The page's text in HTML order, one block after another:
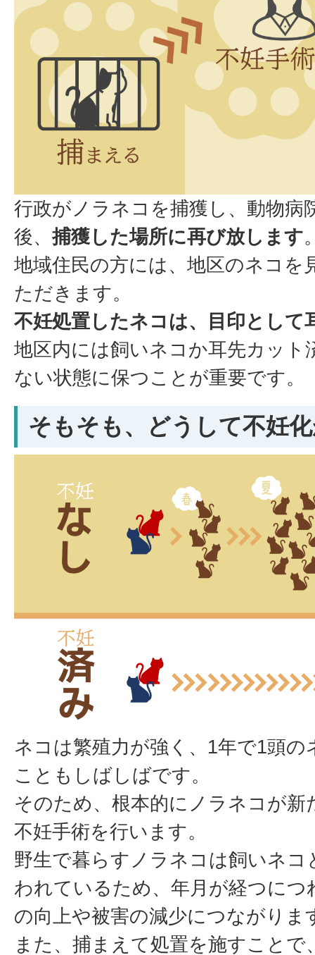
行政がノラネコを捕獲し、動物病
後、捕獲した場所に再び放します
地域住民の方には、地区のネコを
ただきます。
不妊処置したネコは、目印として
地区内には飼いネコか耳先カット
ない状態に保つことが重要です。
そもそも、どうして不妊
ネコは繁殖力が強く、1年で1頭の
こともしばしばです。
そのため、根本的にノラネコが
不妊手術を行います。
野生で暮らすノラネコは飼いネコ
われているため、年月が経つにつ
の向上や被害の減少につながりま
また、捕まえて処置を施すこと